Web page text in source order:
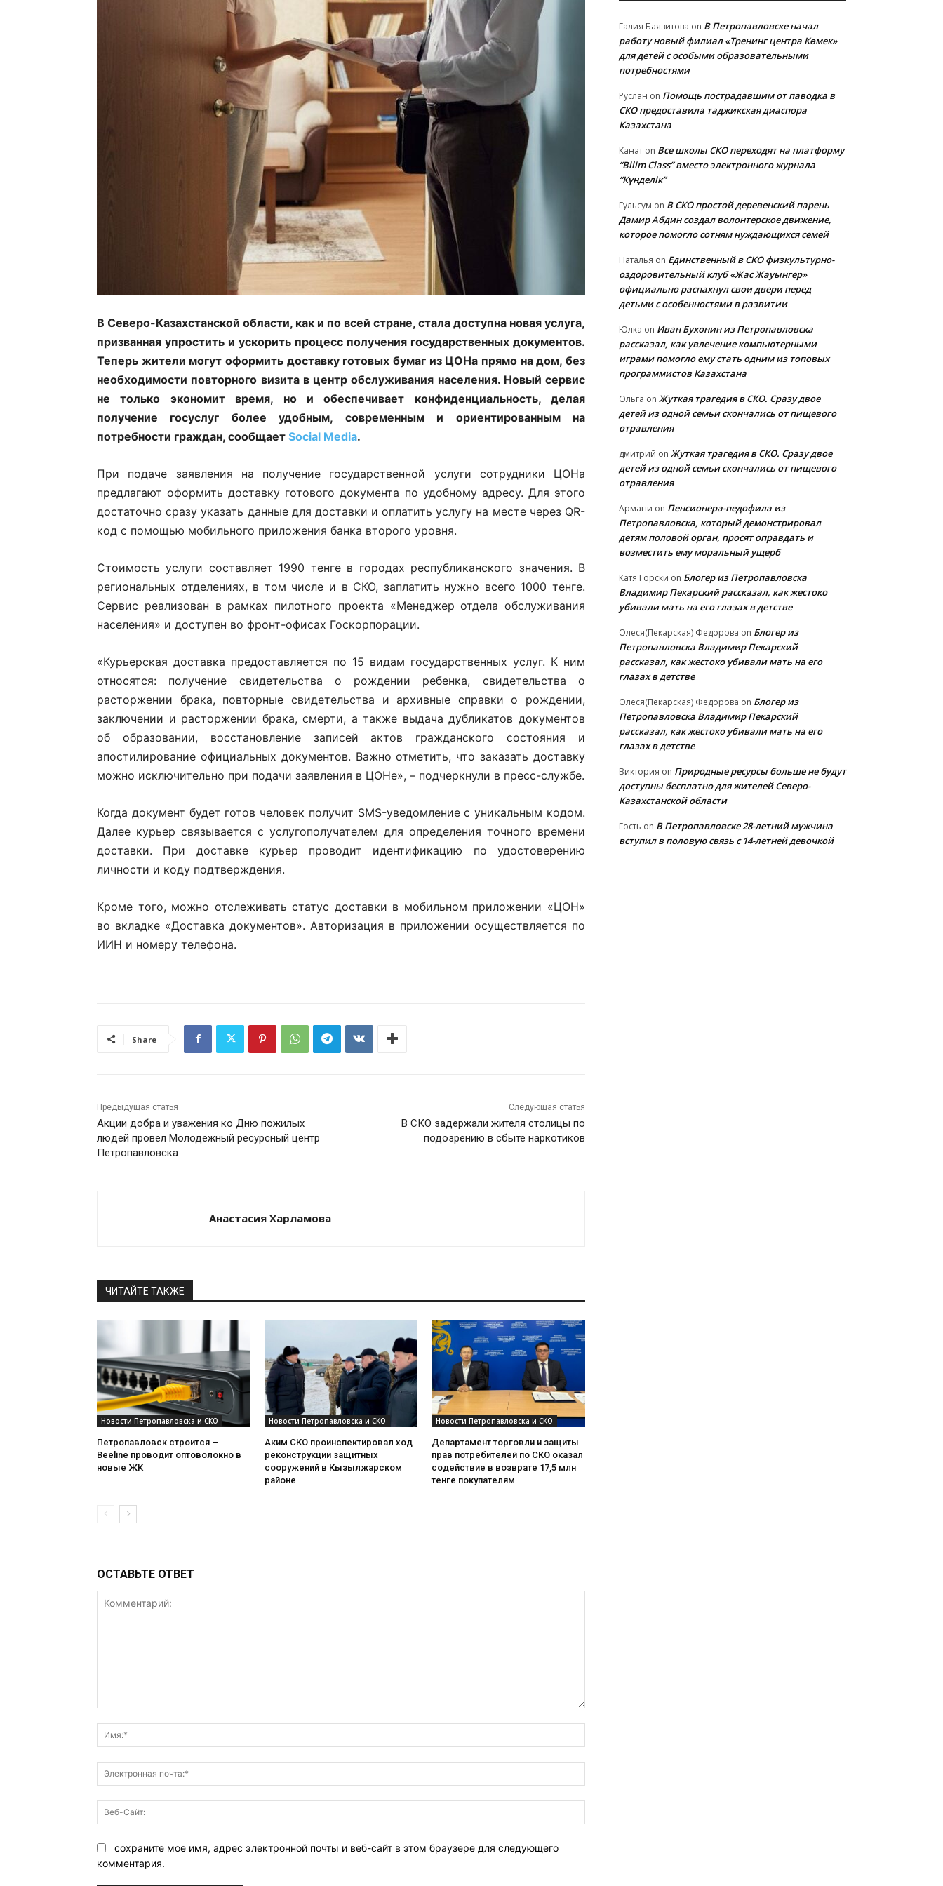
В Северо-Казахстанской области, как и по всей стране, стала доступна новая услуга,
призванная упростить и ускорить процесс получения государственных документов.
Теперь жители могут оформить доставку готовых бумаг из ЦОНа прямо на дом, без
необходимости повторного визита в центр обслуживания населения. Новый сервис
не только экономит время, но и обеспечивает конфиденциальность, делая
получение госуслуг более удобным, современным и ориентированным на
потребности граждан, сообщает Social Media.
При подаче заявления на получение государственной услуги сотрудники ЦОНа
предлагают оформить доставку готового документа по удобному адресу. Для этого
достаточно сразу указать данные для доставки и оплатить услугу на месте через QR-
код с помощью мобильного приложения банка второго уровня.
Стоимость услуги составляет 1990 тенге в городах республиканского значения. В
региональных отделениях, в том числе и в СКО, заплатить нужно всего 1000 тенге.
Сервис реализован в рамках пилотного проекта «Менеджер отдела обслуживания
населения» и доступен во фронт-офисах Госкорпорации.
«Курьерская доставка предоставляется по 15 видам государственных услуг. К ним
относятся: получение свидетельства о рождении ребенка, свидетельства о
расторжении брака, повторные свидетельства и архивные справки о рождении,
заключении и расторжении брака, смерти, а также выдача дубликатов документов
об образовании, восстановление записей актов гражданского состояния и
апостилирование официальных документов. Важно отметить, что заказать доставку
можно исключительно при подачи заявления в ЦОНе», – подчеркнули в пресс-службе.
Когда документ будет готов человек получит SMS-уведомление с уникальным кодом.
Далее курьер связывается с услугополучателем для определения точного времени
доставки. При доставке курьер проводит идентификацию по удостоверению
личности и коду подтверждения.
Кроме того, можно отслеживать статус доставки в мобильном приложении «ЦОН»
во вкладке «Доставка документов». Авторизация в приложении осуществляется по
ИИН и номеру телефона.
Share
Предыдущая статья
Акции добра и уважения ко Дню пожилых
людей провел Молодежный ресурсный центр
Петропавловска
Следующая статья
В СКО задержали жителя столицы по
подозрению в сбыте наркотиков
Анастасия Харламова
ЧИТАЙТЕ ТАКЖЕ
Новости Петропавловска и СКО
Петропавловск строится –
Beeline проводит оптоволокно в
новые ЖК
Новости Петропавловска и СКО
Аким СКО проинспектировал ход
реконструкции защитных
сооружений в Кызылжарском
районе
Новости Петропавловска и СКО
Департамент торговли и защиты
прав потребителей по СКО оказал
содействие в возврате 17,5 млн
тенге покупателям
ОСТАВЬТЕ ОТВЕТ
почта:*
Сайт:
сохраните мое имя, адрес электронной почты и веб-сайт в этом браузере для следующего
комментария.
Галия Баязитова on В Петропавловске начал
работу новый филиал «Тренинг центра Көмек»
для детей с особыми образовательными
потребностями
Руслан on Помощь пострадавшим от паводка в
СКО предоставила таджикская диаспора
Казахстана
Канат on Все школы СКО переходят на платформу
“Bilim Class” вместо электронного журнала
“Күнделік”
Гульсум on В СКО простой деревенский парень
Дамир Абдин создал волонтерское движение,
которое помогло сотням нуждающихся семей
Наталья on Единственный в СКО физкультурно-
оздоровительный клуб «Жас Жауынгер»
официально распахнул свои двери перед
детьми с особенностями в развитии
Юлка on Иван Бухонин из Петропавловска
рассказал, как увлечение компьютерными
играми помогло ему стать одним из топовых
программистов Казахстана
Ольга on Жуткая трагедия в СКО. Сразу двое
детей из одной семьи скончались от пищевого
отравления
дмитрий on Жуткая трагедия в СКО. Сразу двое
детей из одной семьи скончались от пищевого
отравления
Армани on Пенсионера-педофила из
Петропавловска, который демонстрировал
детям половой орган, просят оправдать и
возместить ему моральный ущерб
Катя Горски on Блогер из Петропавловска
Владимир Пекарский рассказал, как жестоко
убивали мать на его глазах в детстве
Олеся(Пекарская) Федорова on Блогер из
Петропавловска Владимир Пекарский
рассказал, как жестоко убивали мать на его
глазах в детстве
Олеся(Пекарская) Федорова on Блогер из
Петропавловска Владимир Пекарский
рассказал, как жестоко убивали мать на его
глазах в детстве
Виктория on Природные ресурсы больше не будут
доступны бесплатно для жителей Северо-
Казахстанской области
Гость on В Петропавловске 28-летний мужчина
вступил в половую связь с 14-летней девочкой